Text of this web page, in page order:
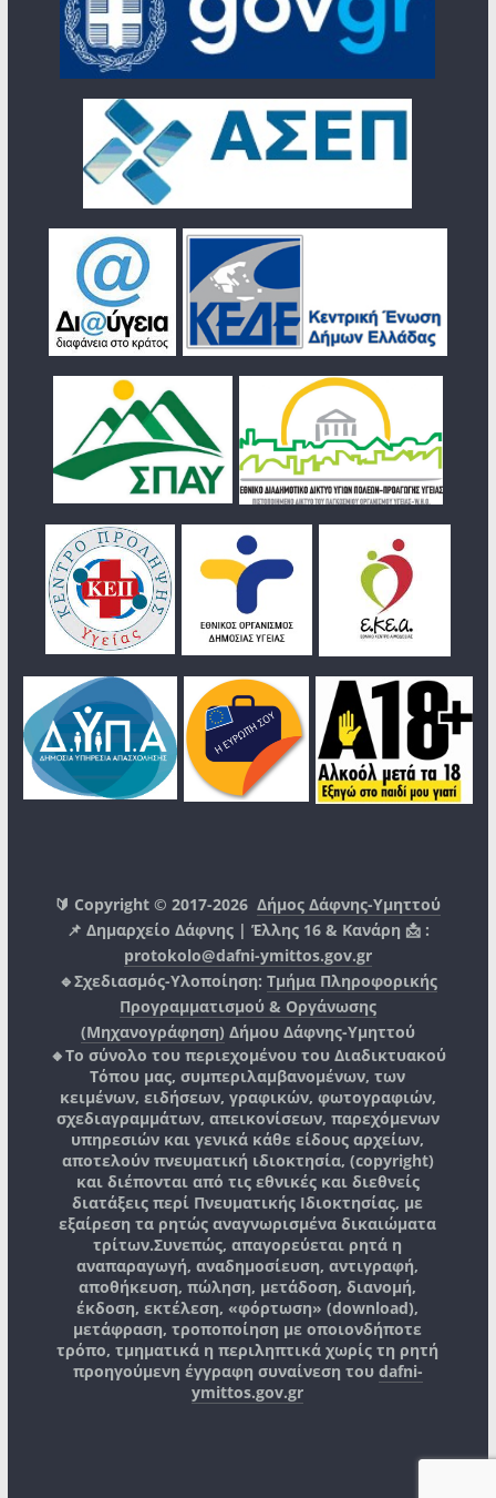
🔰 Copyright © 2017-2026Δήμος Δάφνης-Υμηττού
📌 Δημαρχείο Δάφνης | Έλλης 16 & Κανάρη 📩 :
protokolo@dafni-ymittos.gov.gr
🔹Σχεδιασμός-Υλοποίηση: Τμήμα Πληροφορικής
Προγραμματισμού & Οργάνωσης
(Μηχανογράφηση) Δήμου Δάφνης-Υμηττού
🔸Το σύνολο του περιεχομένου του Διαδικτυακού
Τόπου μας, συμπεριλαμβανομένων, των
κειμένων, ειδήσεων, γραφικών, φωτογραφιών,
σχεδιαγραμμάτων, απεικονίσεων, παρεχόμενων
υπηρεσιών και γενικά κάθε είδους αρχείων,
αποτελούν πνευματική ιδιοκτησία, (copyright)
και διέπονται από τις εθνικές και διεθνείς
διατάξεις περί Πνευματικής Ιδιοκτησίας, με
εξαίρεση τα ρητώς αναγνωρισμένα δικαιώματα
τρίτων.Συνεπώς, απαγορεύεται ρητά η
αναπαραγωγή, αναδημοσίευση, αντιγραφή,
αποθήκευση, πώληση, μετάδοση, διανομή,
έκδοση, εκτέλεση, «φόρτωση» (download),
μετάφραση, τροποποίηση με οποιονδήποτε
τρόπο, τμηματικά η περιληπτικά χωρίς τη ρητή
προηγούμενη έγγραφη συναίνεση του dafni-
ymittos.gov.gr